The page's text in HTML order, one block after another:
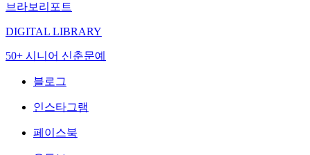
브라보리포트
DIGITAL LIBRARY
50+ 시니어 신춘문예
블로그
인스타그램
페이스북